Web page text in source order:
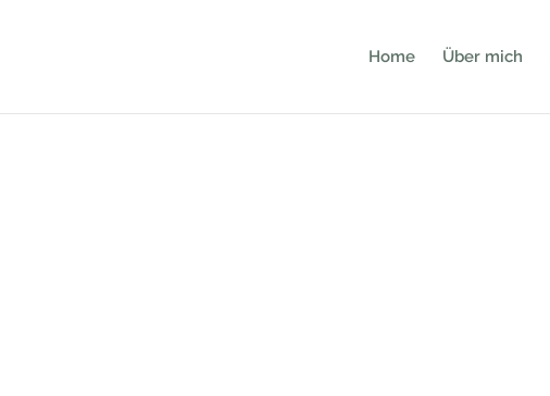
Home Über mich